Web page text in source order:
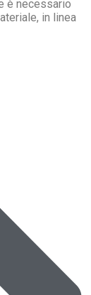
è necessario
in linea